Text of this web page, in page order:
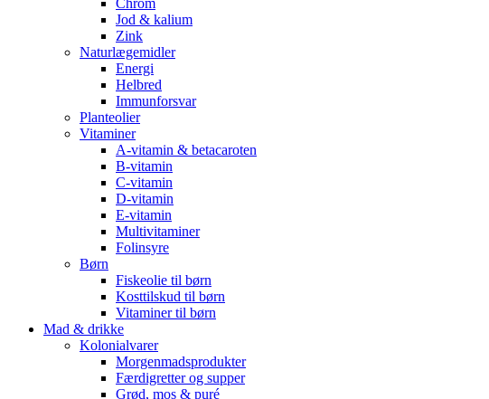
Chrom
Jod & kalium
Zink
Naturlægemidler
Energi
Helbred
Immunforsvar
Planteolier
Vitaminer
A-vitamin & betacaroten
B-vitamin
C-vitamin
D-vitamin
E-vitamin
Multivitaminer
Folinsyre
Børn
Fiskeolie til børn
Kosttilskud til børn
Vitaminer til børn
Mad & drikke
Kolonialvarer
Morgenmadsprodukter
Færdigretter og supper
Grød, mos & puré